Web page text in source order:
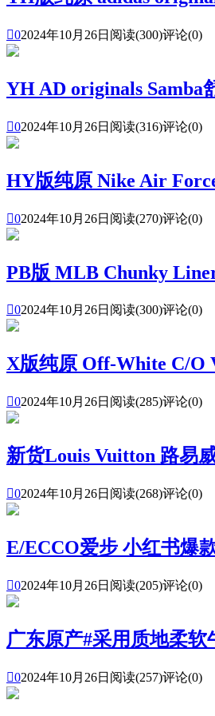
02024年10月26日 阅读(300)评论(0)
YH AD originals Samba
02024年10月26日 阅读(316)评论(0)
HY版纯原 Nike Air
02024年10月26日 阅读(270)评论(0)
PB版 MLB Chunky
02024年10月26日 阅读(300)评论(0)
X版纯原 Off-White C/O
02024年10月26日 阅读(285)评论(0)
新货Louis Vuitton 路易
02024年10月26日 阅读(268)评论(0)
E/ECCO爱步 小红书爆
02024年10月26日 阅读(205)评论(0)
广东原产#采用质地柔
02024年10月26日 阅读(257)评论(0)